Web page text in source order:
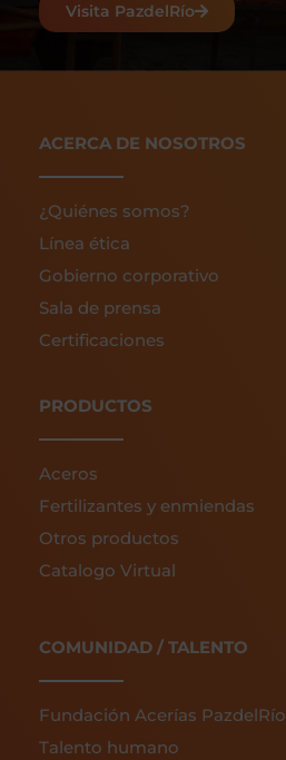
Visita PazdelRío
ACERCA DE NOSOTROS
¿Quiénes somos?
Línea ética
Gobierno corporativo
Sala de prensa
Certificaciones
PRODUCTOS
Aceros
Fertilizantes y enmiendas
Otros productos
Catalogo Virtual
COMUNIDAD / TALENTO
Fundación Acerías PazdelRío
Talento humano